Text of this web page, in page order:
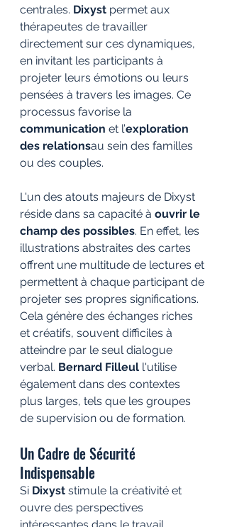
centrales. Dixyst permet aux
thérapeutes de travailler
directement sur ces dynamiques,
en invitant les participants à
projeter leurs émotions ou leurs
pensées à travers les images. Ce
processus favorise la
communication et l’exploration
des relationsau sein des familles
ou des couples.
L'un des atouts majeurs de Dixyst
réside dans sa capacité à ouvrir le
champ des possibles. En effet, les
illustrations abstraites des cartes
offrent une multitude de lectures et
permettent à chaque participant de
projeter ses propres significations.
Cela génère des échanges riches
et créatifs, souvent difficiles à
atteindre par le seul dialogue
verbal. Bernard Filleul l'utilise
également dans des contextes
plus larges, tels que les groupes
de supervision ou de formation.
Un Cadre de Sécurité
Indispensable
Si Dixyst stimule la créativité et
ouvre des perspectives
intéressantes dans le travail